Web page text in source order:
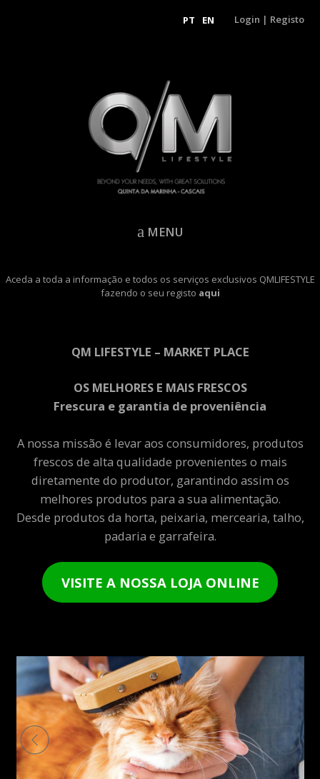
PT EN Login | Registo
MENU
Aceda a toda a informação e todos os serviços exclusivos QMLIFESTYLE
fazendo o seu registo aqui
QM LIFESTYLE – MARKET PLACE
OS MELHORES E MAIS FRESCOS
Frescura e garantia de proveniência
A nossa missão é levar aos consumidores, produtos
frescos de alta qualidade provenientes o mais
diretamente do produtor, garantindo assim os
melhores produtos para a sua alimentação.
Desde produtos da horta, peixaria, mercearia, talho,
padaria e garrafeira.
VISITE A NOSSA LOJA ONLINE